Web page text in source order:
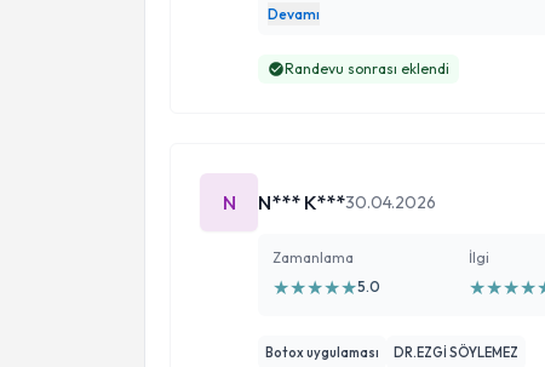
her zaman yardımcı oluyor. En
sadece 1-2 küçük dokunuş yaptı
Devamı
Randevu sonrası eklendi
N N*** K***30.04.2026
Zamanlama
★★★★★5.0
İlgi
★★★★
Botox uygulaması DR.EZGİ SÖYLEMEZ